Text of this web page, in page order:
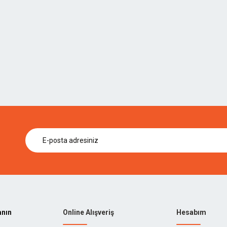
Online Alışveriş Hesabım